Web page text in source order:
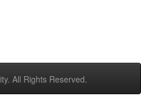
All Rights Reserved.